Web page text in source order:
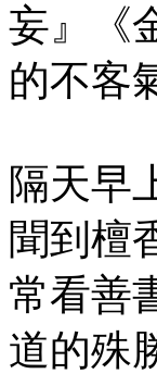
妄』《
的不客
隔天早
聞到檀
常看善
道的殊